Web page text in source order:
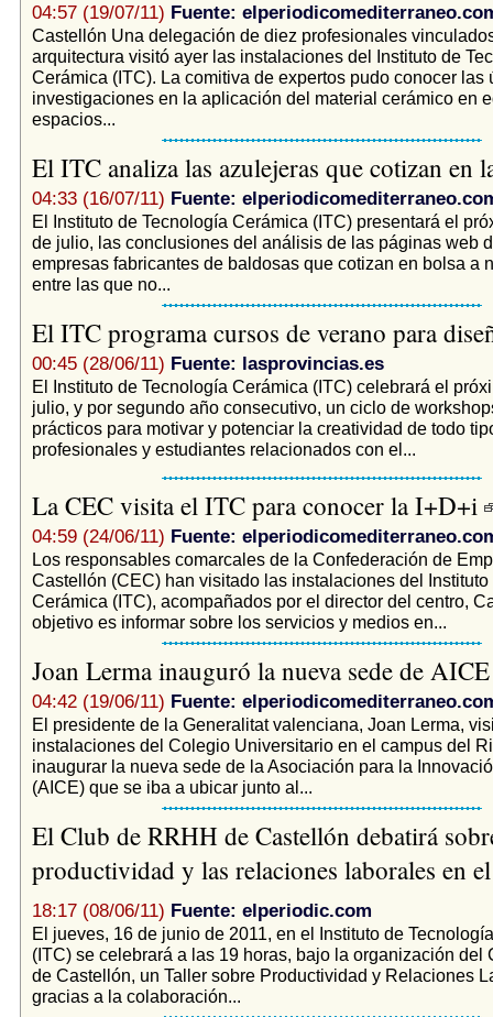
04:57 (19/07/11) Fuente:
Castellón Una delegación de diez profesionales
arquitectura visitó ayer las instalaciones del Instituto de
Cerámica (ITC). La comitiva de expertos pudo conocer las
investigaciones en la aplicación del material cerámico en
espacios...
El ITC analiza las azulejeras que cotizan en
04:33 (16/07/11) Fuente:
El Instituto de Tecnología Cerámica (ITC) presentará el
de julio, las conclusiones del análisis de las páginas web
empresas fabricantes de baldosas que cotizan en bolsa a
entre las que no...
El ITC programa cursos de verano para
00:45 (28/06/11) Fuente: lasprovincias.es
El Instituto de Tecnología Cerámica (ITC) celebrará el
julio, y por segundo año consecutivo, un ciclo de
prácticos para motivar y potenciar la creatividad de todo
profesionales y estudiantes relacionados con el...
La CEC visita el ITC para conocer la I+D+i
04:59 (24/06/11) Fuente:
Los responsables comarcales de la Confederación de
Castellón (CEC) han visitado las instalaciones del Instituto
Cerámica (ITC), acompañados por el director del centro,
objetivo es informar sobre los servicios y medios en...
Joan Lerma inauguró la nueva sede de
04:42 (19/06/11) Fuente:
El presidente de la Generalitat valenciana, Joan Lerma,
instalaciones del Colegio Universitario en el campus del
inaugurar la nueva sede de la Asociación para la
(AICE) que se iba a ubicar junto al...
El Club de RRHH de Castellón debatirá
productividad y las relaciones laborales en
18:17 (08/06/11) Fuente: elperiodic.com
El jueves, 16 de junio de 2011, en el Instituto de
(ITC) se celebrará a las 19 horas, bajo la organización del
de Castellón, un Taller sobre Productividad y Relaciones
gracias a la colaboración...